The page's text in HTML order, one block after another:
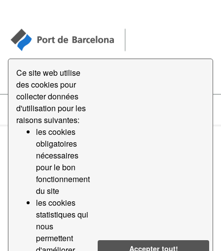
Ce site web utilise
des cookies pour
collecter données
d'utilisation pour les
raisons suivantes:
les cookies
obligatoires
nécessaires
pour le bon
fonctionnement
du site
les cookies
statistiques qui
nous
permettent
Accepter tout!
Open Data
Datasets
Order by
1 jeu de données trouvé
Tags:
Pertes